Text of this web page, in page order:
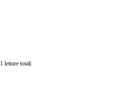
1 letture totali